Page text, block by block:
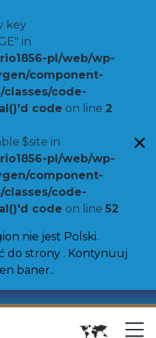
key
in
pl/web/wp-
component-
code-
code on line 2
$site in
pl/web/wp-
component-
code-
code on line 52
nie jest Polski.
do strony . Kontynuuj
baner..